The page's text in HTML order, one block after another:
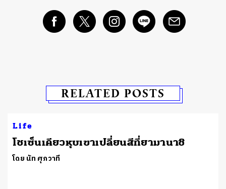
RELATED POSTS
Life
โชเซ็นเคียวหุบเขาเปลี่ยนสีที่ยามานาชิ
โดย นัท ศุภวาที